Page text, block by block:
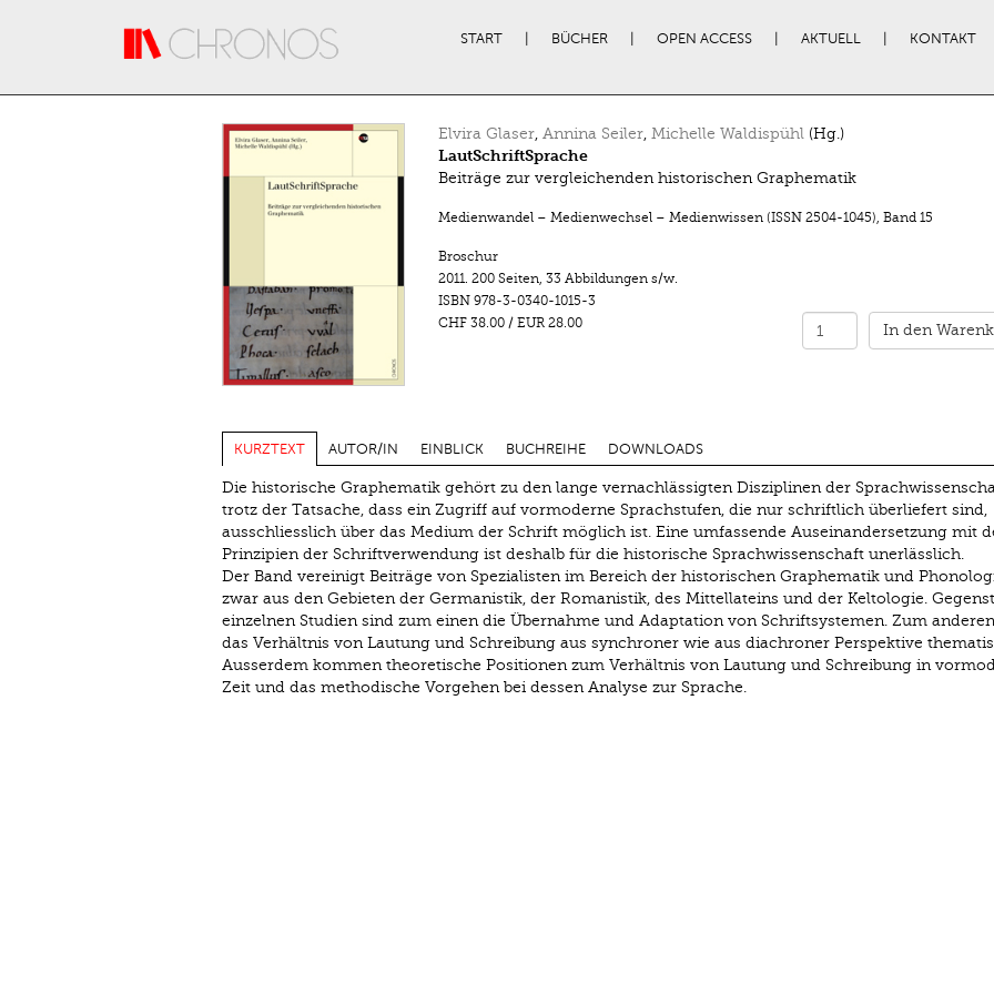
START BÜCHER OPEN ACCESS AKTUELL KONTAKT
Elvira Glaser, Annina Seiler, Michelle Waldispühl(Hg.)
LautSchriftSprache
Beiträge zur vergleichenden historischen Graphematik
Medienwandel – Medienwechsel – Medienwissen (ISSN 2504-1045), Band 15
Broschur
2011. 200 Seiten, 33 Abbildungen s/w.
ISBN 978-3-0340-1015-3
CHF 38.00/ EUR 28.00 In den
KURZTEXT AUTOR/IN EINBLICK BUCHREIHE DOWNLOADS
Die historische Graphematik gehört zu den lange vernachlässigten Disziplinen der
trotz der Tatsache, dass ein Zugriff auf vormoderne Sprachstufen, die nur schriftlich überliefert sind,
ausschliesslich über das Medium der Schrift möglich ist. Eine umfassende Auseinandersetzung mit
Prinzipien der Schriftverwendung ist deshalb für die historische Sprachwissenschaft unerlässlich.
Der Band vereinigt Beiträge von Spezialisten im Bereich der historischen Graphematik und
zwar aus den Gebieten der Germanistik, der Romanistik, des Mittellateins und der Keltologie.
einzelnen Studien sind zum einen die Übernahme und Adaptation von Schriftsystemen. Zum
das Verhältnis von Lautung und Schreibung aus synchroner wie aus diachroner Perspektive
Ausserdem kommen theoretische Positionen zum Verhältnis von Lautung und Schreibung in
Zeit und das methodische Vorgehen bei dessen Analyse zur Sprache.